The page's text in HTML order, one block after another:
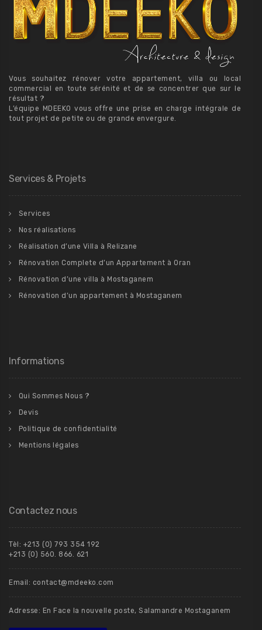
Vous souhaitez rénover votre appartement, villa ou local
commercial en toute sérénité et de se concentrer que sur le
résultat ?
L’équipe MDEEKO vous offre une prise en charge intégrale de
tout projet de petite ou de grande envergure.
Services & Projets
Services
Nos réalisations
Réalisation d’une Villa à Relizane
Rénovation Complete d’un Appartement à Oran
Rénovation d’une villa à Mostaganem
Rénovation d’un appartement à Mostaganem
Informations
Qui Sommes Nous ?
Devis
Politique de confidentialité
Mentions légales
Contactez nous
Tèl: +213 (0) 793 354 192
+213 (0) 560. 866. 621
Email: contact@mdeeko.com
Adresse: En Face la nouvelle poste, Salamandre Mostaganem